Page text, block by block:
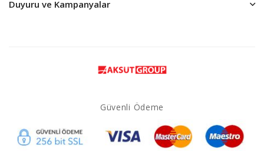
Duyuru ve Kampanyalar
Güvenli Ödeme